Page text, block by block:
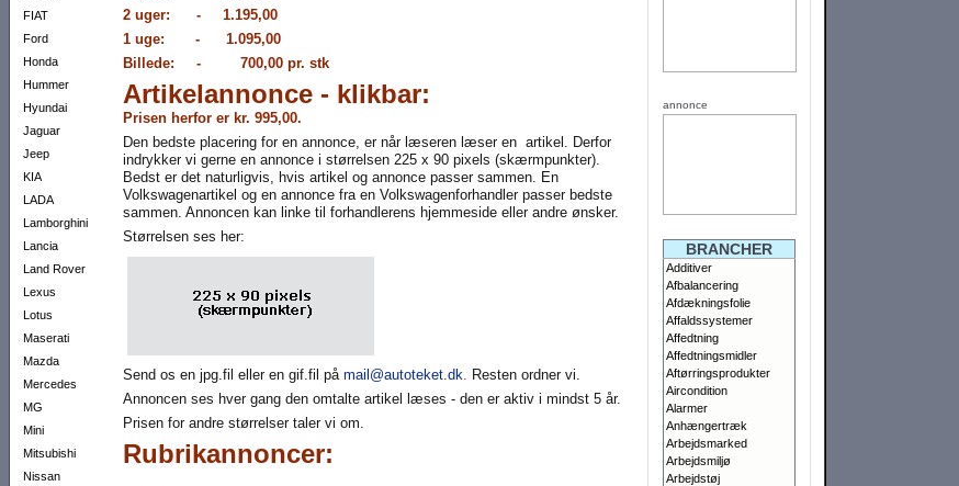
FIAT
Ford
Honda
Hummer
Hyundai
Jaguar
Jeep
KIA
LADA
Lamborghini
Lancia
Land Rover
Lexus
Lotus
Maserati
Mazda
Mercedes
MG
Mini
Mitsubishi
Nissan
2 uger: - 1.195,00
1 uge: - 1.095,00
Billede: - 700,00 pr. stk
Artikelannonce - klikbar:
Prisen herfor er kr. 995,00.
Den bedste placering for en annonce, er når læseren læser en artikel. Derfor
indrykker vi gerne en annonce i størrelsen 225 x 90 pixels (skærmpunkter).
Bedst er det naturligvis, hvis artikel og annonce passer sammen. En
Volkswagenartikel og en annonce fra en Volkswagenforhandler passer bedste
sammen. Annoncen kan linke til forhandlerens hjemmeside eller andre ønsker.
Størrelsen ses her:
Send os en jpg.fil eller en gif.fil på mail@autoteket.dk. Resten ordner vi.
Annoncen ses hver gang den omtalte artikel læses - den er aktiv i mindst 5 år.
Prisen for andre størrelser taler vi om.
Rubrikannoncer:
annonce
BRANCHER
Additiver
Afbalancering
Afdækningsfolie
Affaldssystemer
Affedtning
Affedtningsmidler
Aftørringsprodukter
Aircondition
Alarmer
Anhængertræk
Arbejdsmarked
Arbejdsmiljø
Arbejdstøj